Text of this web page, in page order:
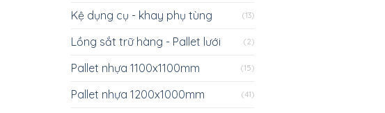
Kệ dụng cụ - khay phụ tùng (13)
Lồng sắt trữ hàng - Pallet lưới (2)
Pallet nhựa 1100x1100mm (15)
Pallet nhựa 1200x1000mm (41)